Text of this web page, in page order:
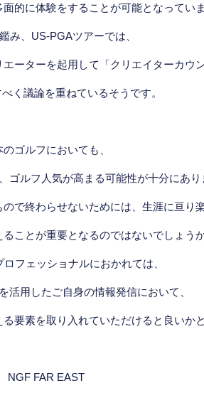
的に体験をすることが可能となっていま
み、US-PGAツアーでは、
ーターを起用して「クリエイターカウ
く議論を重ねているそうです。
のゴルフにおいても、
ゴルフ人気が高まる可能性が十分にあり
で終わらせないためには、生涯に亘り
ことが重要となるのではないでしょうか
フェッショナルにおかれては、
活用したご自身の情報発信において、
要素を取り入れていただけると良いかと
NGF FAR EAST